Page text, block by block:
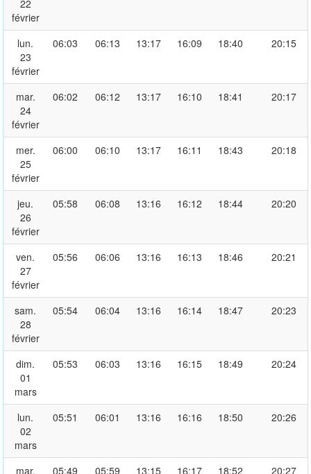
22
février
lun.
23
février
06:03 06:13 13:17 16:09 18:40 20:15
mar.
24
février
06:02 06:12 13:17 16:10 18:41 20:17
mer.
25
février
06:00 06:10 13:17 16:11 18:43 20:18
jeu.
26
février
05:58 06:08 13:16 16:12 18:44 20:20
ven.
27
février
05:56 06:06 13:16 16:13 18:46 20:21
sam.
28
février
05:54 06:04 13:16 16:14 18:47 20:23
dim.
01
mars
05:53 06:03 13:16 16:15 18:49 20:24
lun.
02
mars
05:51 06:01 13:16 16:16 18:50 20:26
mar. 05:49 05:59 13:15 16:17 18:52 20:27